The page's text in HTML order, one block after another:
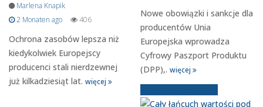
Marlena Knapik
2 Monaten ago
406
Ochrona zasobów lepsza niż
kiedykolwiek Europejscy
producenci stali nierdzewnej
już kilkadziesiąt lat. więcej
Nowe obowiązki i sankcje dla
producentów Unia
Europejska wprowadza
Cyfrowy Paszport Produktu
(DPP),. więcej